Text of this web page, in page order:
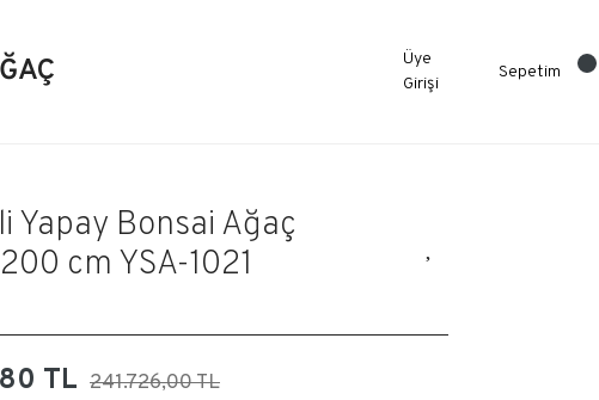
Üye
Girişi
Sepetim
Yapay Bonsai Ağaç
cm YSA-1021
TL 241.726,00 TL